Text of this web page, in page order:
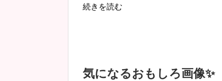
続きを読む
気になるおもしろ画像✨